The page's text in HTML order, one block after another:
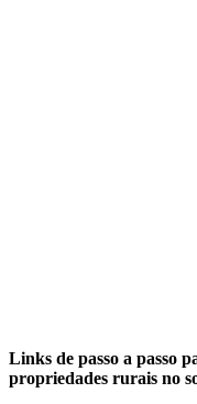
Links de passo a passo
propriedades rurais no